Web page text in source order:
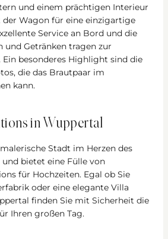
und einem prächtigen Interieur
Wagon für eine einzigartige
Service an Bord und die
und Getränken tragen zur
Ein besonderes Highlight sind die
die das Brautpaar im
kann.
in Wuppertal
Stadt im Herzen des
und bietet eine Fülle von
für Hochzeiten. Egal ob Sie
oder eine elegante Villa
finden Sie mit Sicherheit die
Ihren großen Tag.